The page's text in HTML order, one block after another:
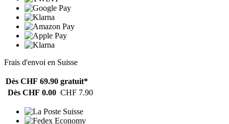
Frais d'envoi en Suisse
Dès CHF 69.90 gratuit*
Dès CHF 0.00 CHF 7.90